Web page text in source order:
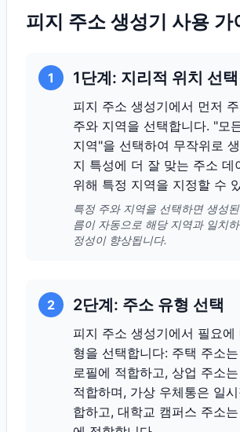
피지 주소 생성기 사용 가
1 1단계: 지리적 위치 선택
피지 주소 생성기에서 먼저
주와 지역을 선택합니다. "모
지역"을 선택하여 무작위로
지 특성에 더 잘 맞는 주소 데
위해 특정 지역을 지정할 수
특정 주와 지역을 선택하면 생성
름이 자동으로 해당 지역과 일치
정성이 향상됩니다.
2 2단계: 주소 유형 선택
피지 주소 생성기에서 필요에
형을 선택합니다: 주택 주소
로필에 적합하고, 상업 주소
적합하며, 가상 우체통은 일
합하고, 대학교 캠퍼스 주소